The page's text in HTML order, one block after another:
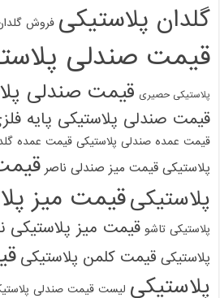
گلدان پلاستیکی فروش
قیمت صندلی
پلاستیکی حصیری قیمت صندلی
قیمت صندلی پلاستیکی پایه
قیمت عمده صندلی پلاستیکی قیمت عمده
پلاستیکی قیمت میز صندلی ناصر
پلاستیکیقیمت میز
پلاستیکی تاشو قیمت میز پلاستیکی
پلاستیکی قیمت کلمن پلاستیکی
پلاستیکی لیست قیمت صندلی